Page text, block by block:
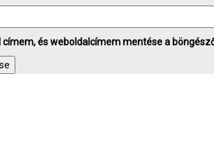
címem, és weboldalcímem mentése a